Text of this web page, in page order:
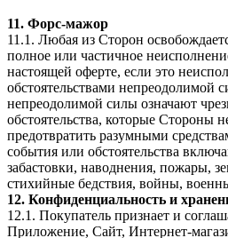
11. Форс-мажор
11.1. Любая из Сторон
полное или частичное
настоящей оферте, если это
обстоятельствами непреодолимой
непреодолимой силы означают
обстоятельства, которые Стороны
предотвратить разумными
события или обстоятельства
забастовки, наводнения, пожары,
стихийные бедствия, войны,
12. Конфиденциальность и
12.1. Покупатель признает и
Приложение, Сайт, Интернет-